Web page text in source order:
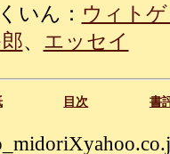
いん： ウィト
、 エッセイ
目次 書